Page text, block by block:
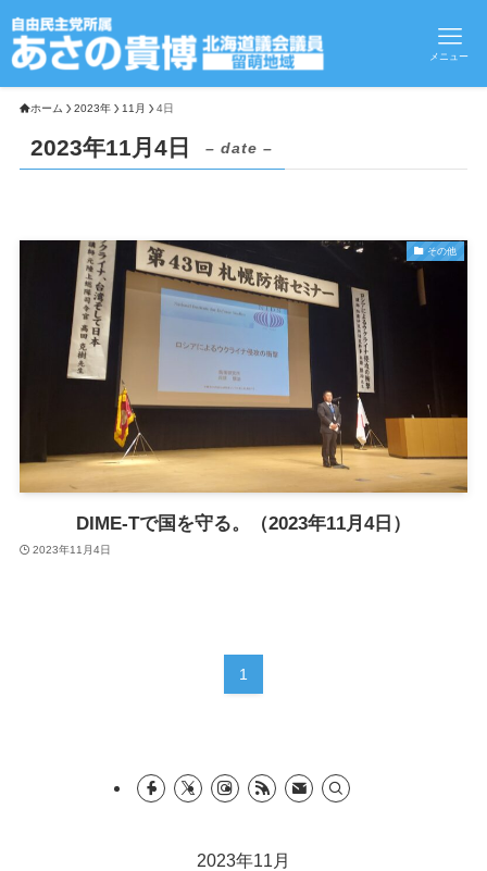
メニュー
ホーム 2023年 11月 4日
2023年11月4日 – date –
その他
DIME-Tで国を守る。（2023年11月4日）
2023年11月4日
1
2023年11月